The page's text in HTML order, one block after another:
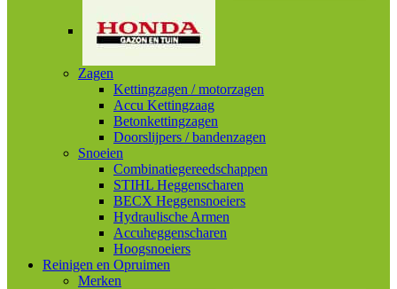
Zagen
Kettingzagen / motorzagen
Accu Kettingzaag
Betonkettingzagen
Doorslijpers / bandenzagen
Snoeien
Combinatiegereedschappen
STIHL Heggenscharen
BECX Heggensnoeiers
Hydraulische Armen
Accuheggenscharen
Hoogsnoeiers
Reinigen en Opruimen
Merken